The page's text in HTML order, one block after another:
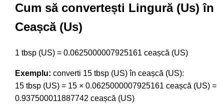
Cum să convertești Lingură (Us) în
Ceașcă (Us)
1 tbsp (US) = 0.0625000007925161 ceașcă (US)
Exemplu: converti 15 tbsp (US) în ceașcă (US):
15 tbsp (US) = 15 × 0.0625000007925161 ceașcă (US) =
0.937500011887742 ceașcă (US)